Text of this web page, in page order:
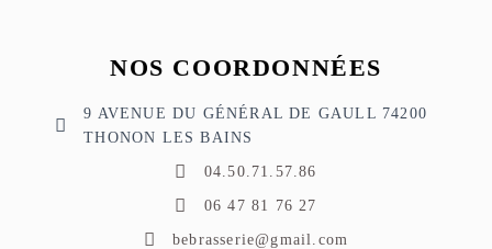
NOS COORDONNÉES
9 AVENUE DU GÉNÉRAL DE GAULL 74200
THONON LES BAINS
04.50.71.57.86
06 47 81 76 27
bebrasserie@gmail.com